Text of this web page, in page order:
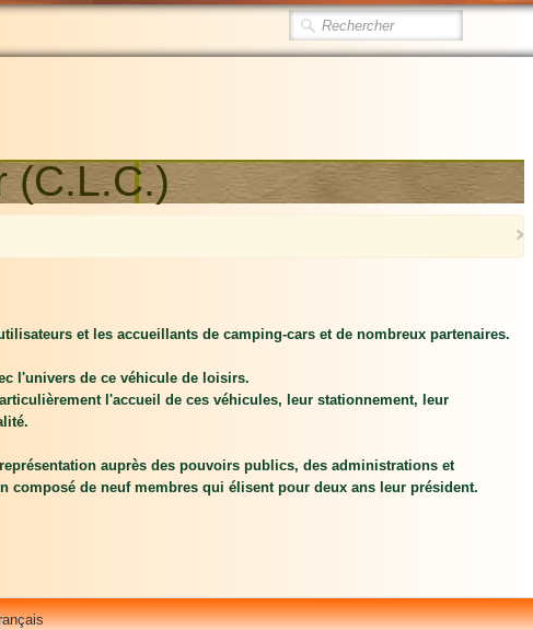
(C.L.C.)
×
et les accueillants de camping-cars et de nombreux partenaires.
l'univers de ce véhicule de loisirs.
l'accueil de ces véhicules, leur stationnement, leur
auprès des pouvoirs publics, des administrations et
de neuf membres qui élisent pour deux ans leur président.